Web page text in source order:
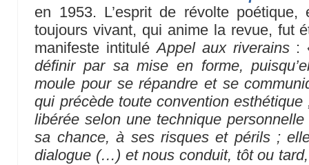
en 1953. L’esprit de révolte
toujours vivant, qui anime la revue, fut
manifeste intituléAppel aux riverains:
définir par sa mise en forme,
moule pour se répandre et se
qui précède toute convention
libérée selon une technique
sa chance, à ses risques et périls ;
dialogue (…) et nous conduit, tôt ou